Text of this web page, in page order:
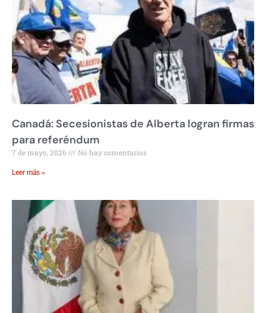
Canadá: Secesionistas de Alberta logran firmas
para referéndum
7 de mayo, 2026 No hay comentarios
Leer más »